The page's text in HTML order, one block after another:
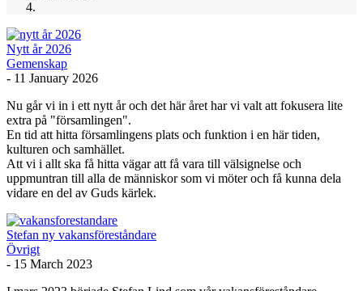
Nytt år 2026
Gemenskap
- 11 January 2026
Nu går vi in i ett nytt år och det här året har vi valt att fokusera lite
extra på "församlingen".
En tid att hitta församlingens plats och funktion i en här tiden,
kulturen och samhället.
Att vi i allt ska få hitta vägar att få vara till välsignelse och
uppmuntran till alla de människor som vi möter och få kunna dela
vidare en del av Guds kärlek.
Stefan ny vakansföreståndare
Övrigt
- 15 March 2023